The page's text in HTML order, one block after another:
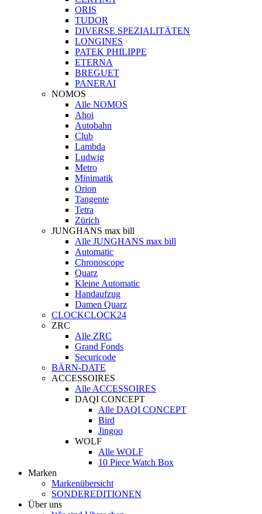
ORIS
TUDOR
DIVERSE SPEZIALITÄTEN
LONGINES
PATEK PHILIPPE
ETERNA
BREGUET
PANERAI
NOMOS
Alle NOMOS
Ahoi
Autobahn
Club
Lambda
Ludwig
Metro
Minimatik
Orion
Tangente
Tetra
Zürich
JUNGHANS max bill
Alle JUNGHANS max bill
Automatic
Chronoscope
Quarz
Kleine Automatic
Handaufzug
Damen Quarz
CLOCKCLOCK24
ZRC
Alle ZRC
Grand Fonds
Securicode
BÄRN-DATE
ACCESSOIRES
Alle ACCESSOIRES
DAQI CONCEPT
Alle DAQI CONCEPT
Bird
Jingoo
WOLF
Alle WOLF
10 Piece Watch Box
Marken
Markenübersicht
SONDEREDITIONEN
Über uns